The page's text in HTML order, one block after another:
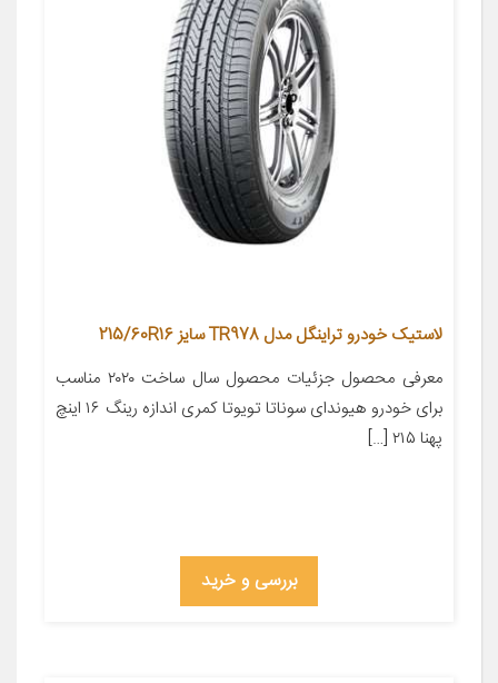
لاستیک خودرو تراینگل مدل TR978 سایز 215/60R16
معرفی محصول جزئیات محصول سال ساخت ۲۰۲۰ مناسب
برای خودرو هیوندای سوناتا تویوتا کمری اندازه رینگ ۱۶ اینچ
پهنا ۲۱۵ […]
بررسی و خرید